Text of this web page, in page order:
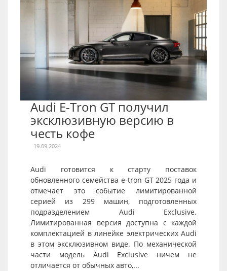
Audi E-Tron GT получил
эксклюзивную версию в
честь кофе
19.09.2024
Audi готовится к старту поставок
обновленного семейства e-tron GT 2025 года и
отмечает это событие лимитированной
серией из 299 машин, подготовленных
подразделением Audi Exclusive.
Лимитированная версия доступна с каждой
комплектацией в линейке электрических Audi
в этом эксклюзивном виде. По механической
части модель Audi Exclusive ничем не
отличается от обычных авто,...